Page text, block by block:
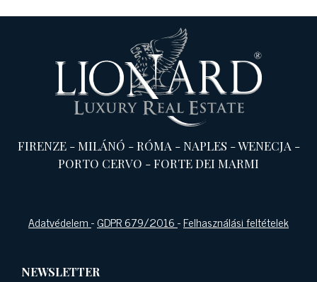
FIRENZE-MILÁNÓ -RÓMA -NAPLES -WENECJA -
PORTO CERVO -FORTE DEI MARMI
Adatvédelem-GDPR 679/2016-Felhasználási feltételek
NEWSLETTER